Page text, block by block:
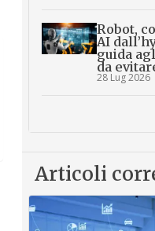
Robot,
AI
guida
da
28 Lug 2026
Articoli